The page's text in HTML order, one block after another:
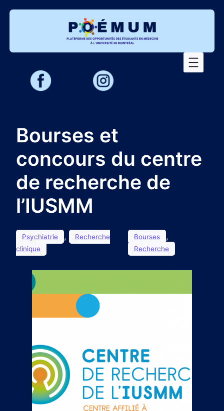
Aller
Bourses et
concours du centre
de recherche de
l’IUSMM
Psychiatrie ,
Recherche
clinique
Bourses
Recherche